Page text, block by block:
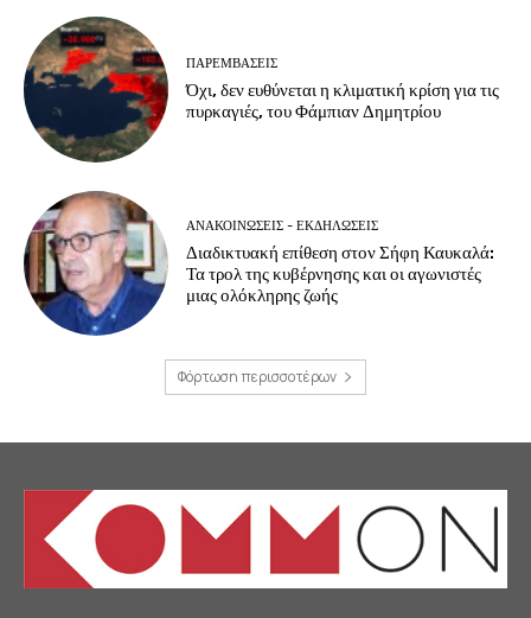
ΠΑΡΕΜΒΑΣΕΙΣ
Όχι, δεν ευθύνεται η κλιματική κρίση για τις
πυρκαγιές, του Φάμπιαν Δημητρίου
ΑΝΑΚΟΙΝΩΣΕΙΣ - ΕΚΔΗΛΩΣΕΙΣ
Διαδικτυακή επίθεση στον Σήφη Καυκαλά:
Τα τρολ της κυβέρνησης και οι αγωνιστές
μιας ολόκληρης ζωής
Φόρτωση περισσοτέρων